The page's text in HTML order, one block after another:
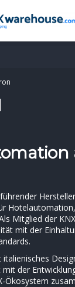
Mitglied der
mit der
der
Ökosystem